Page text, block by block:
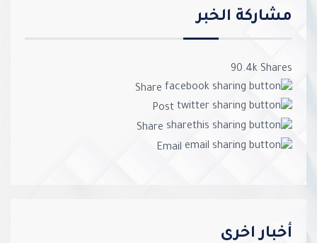
مشاركة الخبر
90.4k Shares
Share
Post
Share
Email
أخبار اخرى